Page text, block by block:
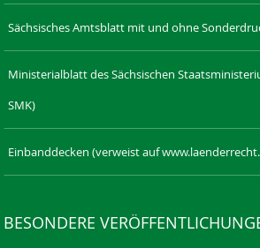
Sächsisches Amtsblatt mit und ohne
Ministerialblatt des Sächsischen
SMK)
Einbanddecken (verweist auf
BESONDERE